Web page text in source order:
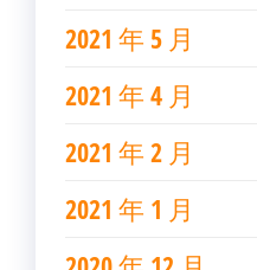
2021 年 5 月
2021 年 4 月
2021 年 2 月
2021 年 1 月